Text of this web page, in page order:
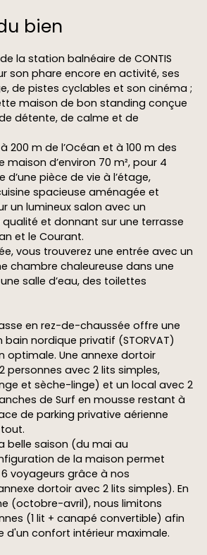
bien
la station balnéaire de CONTIS
son phare encore en activité, ses
de pistes cyclables et son cinéma ;
maison de bon standing conçue
détente, de calme et de
200 m de l’Océan et à 100 m des
d’environ 70 m², pour 4
d’une pièce de vie à l’étage,
spacieuse aménagée et
un lumineux salon avec un
et donnant sur une terrasse
et le Courant.
vous trouverez une entrée avec un
chambre chaleureuse dans une
salle d’eau, des toilettes
en rez-de-chaussée offre une
bain nordique privatif (STORVAT)
optimale. Une annexe dortoir
personnes avec 2 lits simples,
et sèche-linge) et un local avec 2
de Surf en mousse restant à
de parking privative aérienne
belle saison (du mai au
de la maison permet
voyageurs grâce à nos
dortoir avec 2 lits simples). En
(octobre-avril), nous limitons
(1 lit + canapé convertible) afin
d'un confort intérieur maximale.